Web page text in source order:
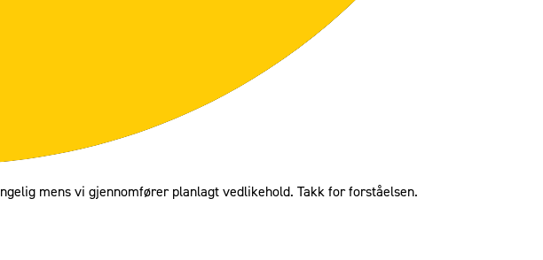
mens vi gjennomfører planlagt vedlikehold. Takk for forståelsen.